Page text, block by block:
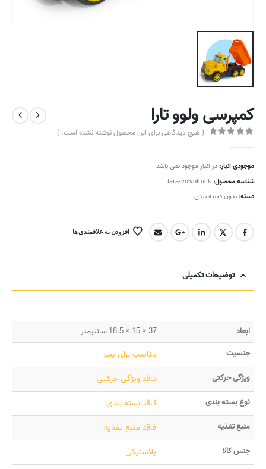
کمپرسی ولوو تارا
( هیچ دیدگاهی برای این محصول نوشته نشده است. )
موجودی انبار: در انبار موجود نمی باشد
شناسه محصول: tara-volvotruck
دسته: بدون دسته بندی
افزودن به علاقمندی ها
توضیحات تکمیلی
ابعاد
37 × 15 × 18.5 سانتیمتر
جنسیت
مناسب برای پسر
ویژگی حرکتی فاقد ویژگی حرکتی
نوع بسته بندی فاقد بسته بندی
منبع تغذیه فاقد منبع تغذیه
جنس کالا پلاستیکی